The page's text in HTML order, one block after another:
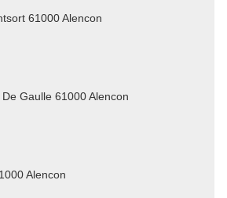
61000 Alencon
Gaulle 61000 Alencon
Alencon